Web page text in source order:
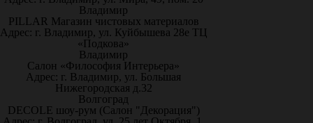
Владимир
PILLAR Магазин чистовых материалов
Адрес: г. Владимир, ул. Куйбышева 28е ТЦ
«Подкова»
Владимир
Салон «Философия Интерьера»
Адрес: г. Владимир, ул. Большая
Нижегородская д.32
Волгоград
DECOLE шоу-рум (Салон "Декорация")